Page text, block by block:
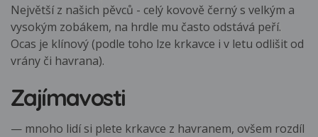
Největší z našich pěvců - celý kovově černý s velkým a
vysokým zobákem, na hrdle mu často odstává peří.
Ocas je klínový (podle toho lze krkavce i v letu odlišit od
vrány či havrana).
Zajímavosti
— mnoho lidí si plete krkavce z havranem, ovšem rozdíl